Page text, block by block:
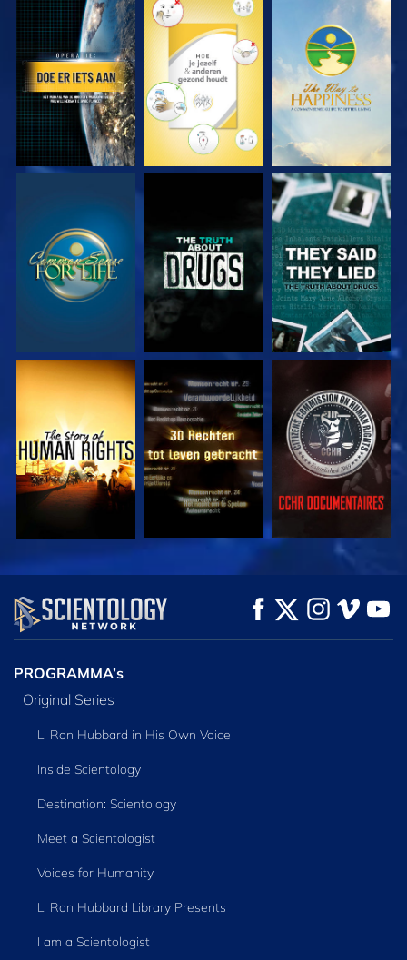
KIJK KIJK KIJK
KIJK KIJK KIJK
KIJK KIJK KIJK
KIJK VERKEN DE SERIE
PROGRAMMA’s
Original Series
L. Ron Hubbard in His Own Voice
Inside Scientology
Destination: Scientology
Meet a Scientologist
Voices for Humanity
L. Ron Hubbard Library Presents
I am a Scientologist